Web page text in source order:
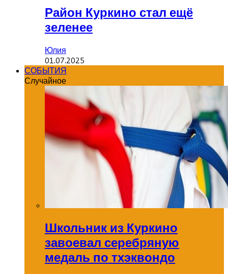
Район Куркино стал ещё
зеленее
Юлия
01.07.2025
СОБЫТИЯ
Случайное
Школьник из Куркино
завоевал серебряную
медаль по тхэквондо